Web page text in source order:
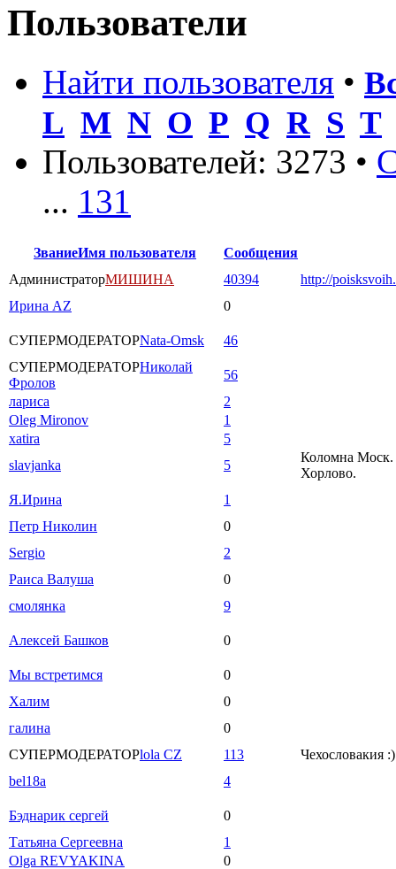
Пользователи
Найти пользователя •
L M N O P Q R S T
Пользователей: 3273 •
... 131
ЗваниеИмя пользователя
Сообщения
АдминистраторМИШИНА 40394
http://
Ирина AZ
0
СУПЕРМОДЕРАТОРNata-Omsk
46
СУПЕРМОДЕРАТОРНиколай
Фролов
56
лариса
2
Oleg Mironov
1
xatira
5
slavjanka
5
Коломна Моск.
Хорлово.
Я.Ирина
1
Петр Николин
0
Sergio
2
Раиса Валуша
0
смолянка
9
Алексей Башков 0
Мы встретимся
0
Халим
0
галина
0
СУПЕРМОДЕРАТОРlola CZ 113
Чехословакия :)
bel18a
4
Бэднарик сергей
0
Татьяна Сергеевна
1
Olga REVYAKINA
0